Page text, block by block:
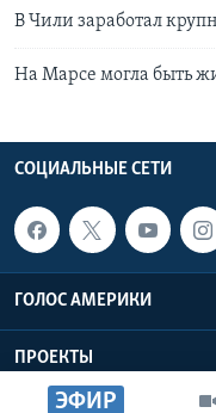
ЭФИР
В Чили заработал
На Марсе могла быть
СОЦИАЛЬНЫЕ СЕТИ
ГОЛОС АМЕРИКИ
ПРОЕКТЫ